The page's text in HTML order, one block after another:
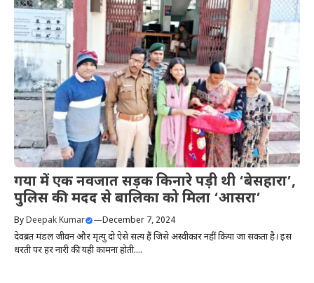
गया में एक नवजात सड़क किनारे पड़ी थी ‘बेसहारा’,
पुलिस की मदद से बालिका को मिला ‘आसरा’
ByDeepak Kumar —December 7, 2024
देवब्रत मंडल जीवन और मृत्यु दो ऐसे सत्य हैं जिसे अस्वीकार नहीं किया जा सकता है। इस
धरती पर हर नारी की यही कामना होती....